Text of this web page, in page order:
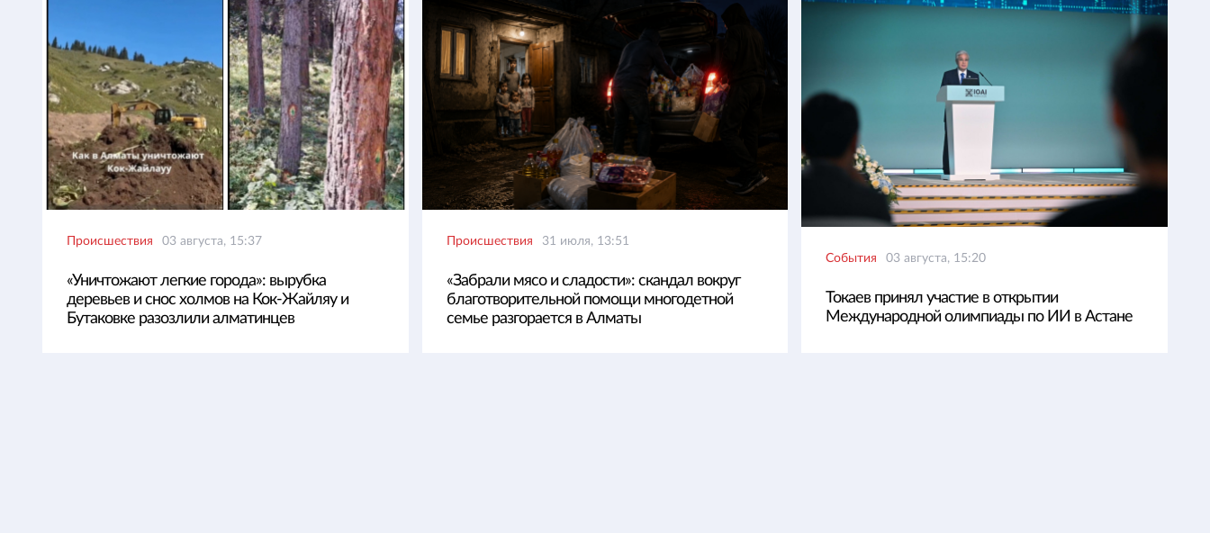
Происшествия 03 августа, 15:37
«Уничтожают легкие города»: вырубка
деревьев и снос холмов на Кок-Жайляу и
Бутаковке разозлили алматинцев
Происшествия 31 июля, 13:51
«Забрали мясо и сладости»: скандал вокруг
благотворительной помощи многодетной
семье разгорается в Алматы
События 03 августа, 15:20
Токаев принял участие в открытии
Международной олимпиады по ИИ в Астане